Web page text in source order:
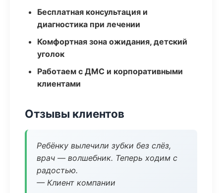
Бесплатная консультация и
диагностика при лечении
Комфортная зона ожидания, детский
уголок
Работаем с ДМС и корпоративными
клиентами
Отзывы клиентов
Ребёнку вылечили зубки без слёз,
врач — волшебник. Теперь ходим с
радостью.
— Клиент компании